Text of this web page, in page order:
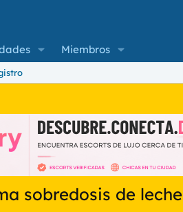
Miembros
sobredosis de